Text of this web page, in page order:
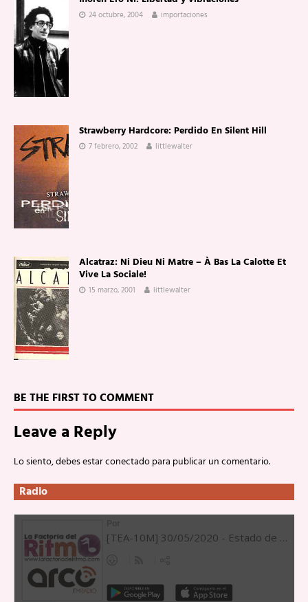
24 octubre, 2004 importaciones
Strawberry Hardcore: Perdido En Silent Hill
7 febrero, 2002 littlewalter
Alcatraz: Ni Dieu Ni Matre – À Bas La Calotte Et
Vive La Sociale!
15 marzo, 2001 littlewalter
BE THE FIRST TO COMMENT
Leave a Reply
Lo siento, debes estarconectadopara publicar un comentario.
Radio